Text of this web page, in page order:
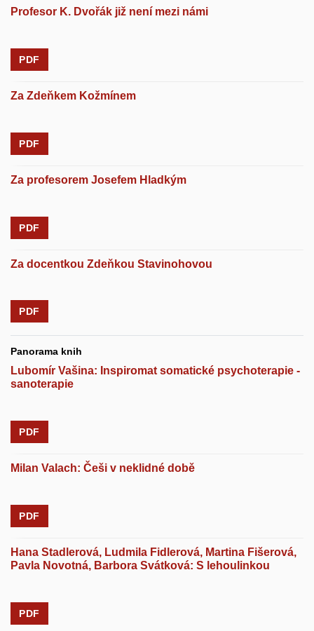
Profesor K. Dvořák již není mezi námi
PDF
Za Zdeňkem Kožmínem
PDF
Za profesorem Josefem Hladkým
PDF
Za docentkou Zdeňkou Stavinohovou
PDF
Panorama knih
Lubomír Vašina: Inspiromat somatické psychoterapie -
sanoterapie
PDF
Milan Valach: Češi v neklidné době
PDF
Hana Stadlerová, Ludmila Fidlerová, Martina Fišerová,
Pavla Novotná, Barbora Svátková: S lehoulinkou
PDF